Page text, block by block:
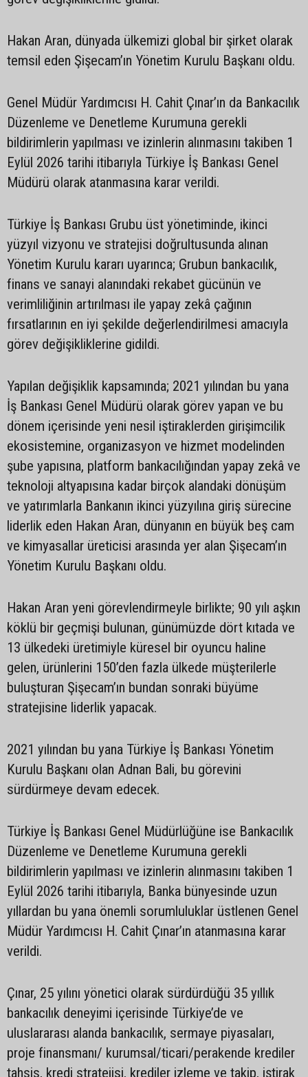
Hakan Aran, dünyada ülkemizi global bir şirket olarak
temsil eden Şişecam’ın Yönetim Kurulu Başkanı oldu.
Genel Müdür Yardımcısı H. Cahit Çınar’ın da Bankacılık
Düzenleme ve Denetleme Kurumuna gerekli
bildirimlerin yapılması ve izinlerin alınmasını takiben 1
Eylül 2026 tarihi itibarıyla Türkiye İş Bankası Genel
Müdürü olarak atanmasına karar verildi.
Türkiye İş Bankası Grubu üst yönetiminde, ikinci
yüzyıl vizyonu ve stratejisi doğrultusunda alınan
Yönetim Kurulu kararı uyarınca; Grubun bankacılık,
finans ve sanayi alanındaki rekabet gücünün ve
verimliliğinin artırılması ile yapay zekâ çağının
fırsatlarının en iyi şekilde değerlendirilmesi amacıyla
görev değişikliklerine gidildi.
Yapılan değişiklik kapsamında; 2021 yılından bu yana
İş Bankası Genel Müdürü olarak görev yapan ve bu
dönem içerisinde yeni nesil iştiraklerden girişimcilik
ekosistemine, organizasyon ve hizmet modelinden
şube yapısına, platform bankacılığından yapay zekâ ve
teknoloji altyapısına kadar birçok alandaki dönüşüm
ve yatırımlarla Bankanın ikinci yüzyılına giriş sürecine
liderlik eden Hakan Aran, dünyanın en büyük beş cam
ve kimyasallar üreticisi arasında yer alan Şişecam’ın
Yönetim Kurulu Başkanı oldu.
Hakan Aran yeni görevlendirmeyle birlikte; 90 yılı aşkın
köklü bir geçmişi bulunan, günümüzde dört kıtada ve
13 ülkedeki üretimiyle küresel bir oyuncu haline
gelen, ürünlerini 150’den fazla ülkede müşterilerle
buluşturan Şişecam’ın bundan sonraki büyüme
stratejisine liderlik yapacak.
2021 yılından bu yana Türkiye İş Bankası Yönetim
Kurulu Başkanı olan Adnan Bali, bu görevini
sürdürmeye devam edecek.
Türkiye İş Bankası Genel Müdürlüğüne ise Bankacılık
Düzenleme ve Denetleme Kurumuna gerekli
bildirimlerin yapılması ve izinlerin alınmasını takiben 1
Eylül 2026 tarihi itibarıyla, Banka bünyesinde uzun
yıllardan bu yana önemli sorumluluklar üstlenen Genel
Müdür Yardımcısı H. Cahit Çınar’ın atanmasına karar
verildi.
Çınar, 25 yılını yönetici olarak sürdürdüğü 35 yıllık
bankacılık deneyimi içerisinde Türkiye’de ve
uluslararası alanda bankacılık, sermaye piyasaları,
proje finansmanı/ kurumsal/ticari/perakende krediler
tahsis, kredi stratejisi, krediler izleme ve takip, iştirak